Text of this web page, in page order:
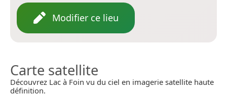
Modifier ce lieu
Carte satellite
Découvrez Lac à Foin vu du ciel en imagerie satellite haute
définition.